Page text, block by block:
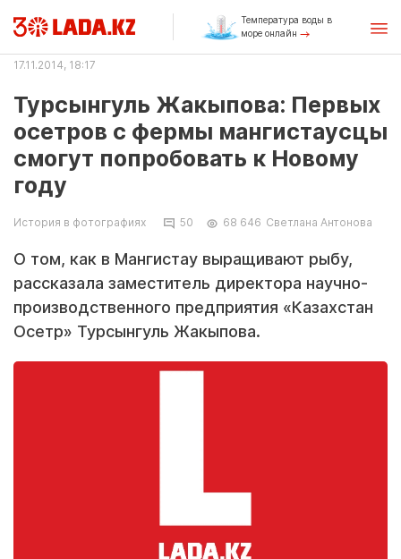
Температура воды в
море онлайн
17.11.2014, 18:17
Турсынгуль Жакыпова: Первых
осетров с фермы мангистаусцы
смогут попробовать к Новому
году
История в фотографиях 50 68 646 Светлана Антонова
О том, как в Мангистау выращивают рыбу,
рассказала заместитель директора научно-
производственного предприятия «Казахстан
Осетр» Турсынгуль Жакыпова.